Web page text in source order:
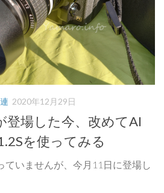
2020年12月29日
登場した今、改めてAI
を使ってみる
いませんが、今月11日に登場し